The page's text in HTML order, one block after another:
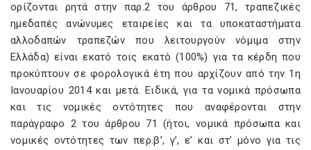
ορίζονται ρητά στην παρ.2 του άρθρου 71, τραπεζικές
ημεδαπές ανώνυμες εταιρείες και τα υποκαταστήματα
αλλοδαπών τραπεζών που λειτουργούν νόμιμα στην
Ελλάδα) είναι εκατό τοις εκατό (100%) για τα κέρδη που
προκύπτουν σε φορολογικά έτη που αρχίζουν από την 1η
Ιανουαρίου 2014 και μετά. Ειδικά, για τα νομικά πρόσωπα
και τις νομικές οντότητες που αναφέρονται στην
παράγραφο 2 του άρθρου 71 (ήτοι, νομικά πρόσωπα και
νομικές οντότητες των περ.β’, γ’, ε’ και στ’ μόνο για τις